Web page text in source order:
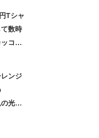
Tシャ
数時
コよ
ンジ
光景